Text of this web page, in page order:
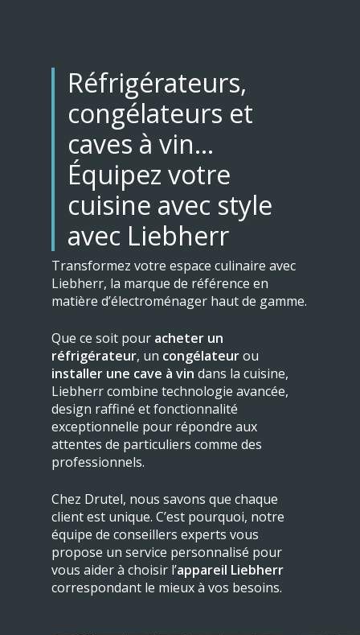
Réfrigérateurs,
congélateurs et
caves à vin…
Équipez votre
cuisine avec style
avec Liebherr
Transformez votre espace culinaire avec
Liebherr, la marque de référence en
matière d’électroménager haut de gamme.
Que ce soit pour acheter un
réfrigérateur, un congélateurou
installer une cave à vin dans la cuisine,
Liebherr combine technologie avancée,
design raffiné et fonctionnalité
exceptionnelle pour répondre aux
attentes de particuliers comme des
professionnels.
Chez Drutel, nous savons que chaque
client est unique. C’est pourquoi, notre
équipe de conseillers experts vous
propose un service personnalisé pour
vous aider à choisir l’appareil Liebherr
correspondant le mieux à vos besoins.